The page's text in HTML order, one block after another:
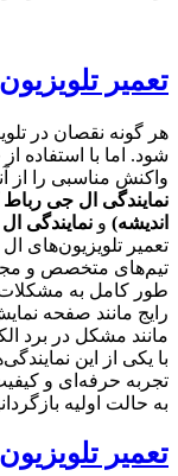
تعمیر
هر گونه نقصان در
شود. اما با
واکنش مناسبی را از
نمایندگی ال جی رباط
اندیشه) و نمایندگی
تعمیر تلویزیون‌های
تیم‌های متخصص و
طور کامل به
رایج مانند صفحه
مانند مشکل در برد
با یکی از این
تجربه حرفه‌ای و
به حالت اولیه
تعمیر